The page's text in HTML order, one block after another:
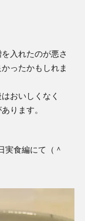
入れたのが悪さ
ったかもしれま
おいしくなく
ります。
実食編にて（＾